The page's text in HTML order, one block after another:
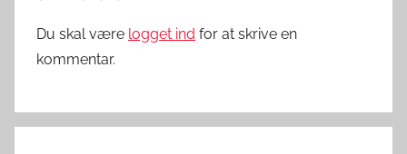
r
Du skal være logget ind for at skrive en
kommentar.